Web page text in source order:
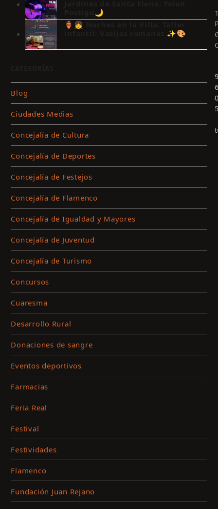
Postigo🌙
🏺👧 Noches en la Villa. Taller
infantil: Vasijas romanas ✨🎨
Blog
Ciudades Medias
Concejalía de Cultura
Concejalía de Deportes
Concejalía de Festejos
Concejalía de Flamenco
Concejalía de Igualdad y Mayores
Concejalía de Juventud
Concejalía de Turismo
Concursos
Cuaresma
Desarrollo Rural
Donaciones de sangre
Eventos deportivos
Farmacias
Feria Real
Festival
Festividades
Flamenco
Fundación Juan Rejano